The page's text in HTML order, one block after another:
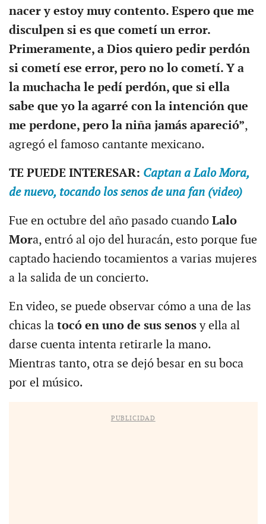
nacer y estoy muy contento. Espero que me
disculpen si es que cometí un error.
Primeramente, a Dios quiero pedir perdón
si cometí ese error, pero no lo cometí. Y a
la muchacha le pedí perdón, que si ella
sabe que yo la agarré con la intención que
me perdone, pero la niña jamás apareció”,
agregó el famoso cantante mexicano.
TE PUEDE INTERESAR: Captan a Lalo Mora,
de nuevo, tocando los senos de una fan (video)
Fue en octubre del año pasado cuando Lalo
Mora, entró al ojo del huracán, esto porque fue
captado haciendo tocamientos a varias mujeres
a la salida de un concierto.
En video, se puede observar cómo a una de las
chicas latocó en uno de sus senosy ella al
darse cuenta intenta retirarle la mano.
Mientras tanto, otra se dejó besar en su boca
por el músico.
PUBLICIDAD